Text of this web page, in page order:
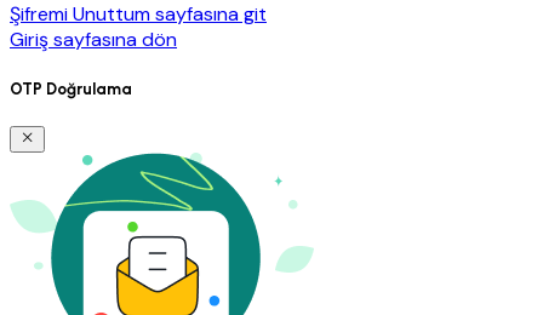
Şifremi Unuttum sayfasına git
Giriş sayfasına dön
OTP Doğrulama